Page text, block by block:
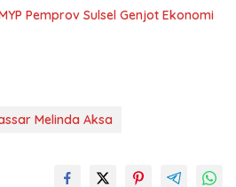
Pemprov Sulsel Genjot Ekonomi
Melinda Aksa